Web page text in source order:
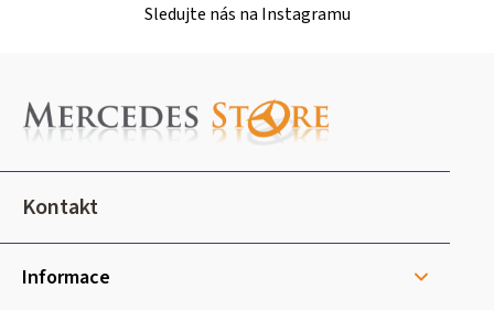
Sledujte nás na Instagramu
a
í
Kontakt
Informace